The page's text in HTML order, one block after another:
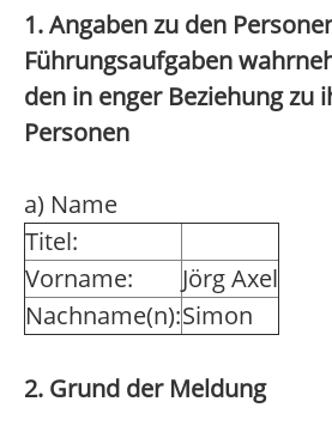
1. Angaben zu den
Führungsaufgaben
den in enger Beziehung zu
Personen
a) Name
Titel:
Vorname:
Jörg Axel
Nachname(n):Simon
2. Grund der Meldung